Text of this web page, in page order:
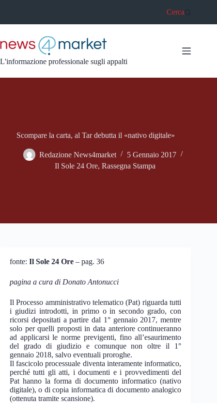
Cerca
L'informazione professionale sugli appalti
Scompare la carta, al Tar debutta il «nativo digitale»
Redazione News4market
5 Gennaio 2017
Il Sole 24 Ore,Rassegna Stampa
fonte: Il Sole 24 Ore – pag. 36
pagina a cura di Donato Antonucci
Il Processo amministrativo telematico (Pat) riguarda tutti
i giudizi introdotti, in primo o in secondo grado, con
ricorsi depositati a partire dal 1° gennaio 2017, mentre
solo per quelli proposti in data anteriore continueranno
ad applicarsi le norme previgenti, fino all’esaurimento
del grado di giudizio e comunque non oltre il 1°
gennaio 2018, salvo eventuali proroghe.
Il fascicolo processuale diventa interamente informatico,
perché tutti gli atti, i documenti e i provvedimenti del
Pat hanno la forma di documento informatico (nativo
digitale), o di copia informatica di documento analogico
(ottenuta tramite scansione).